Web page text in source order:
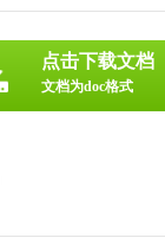
点击下载文档
文档为doc格式